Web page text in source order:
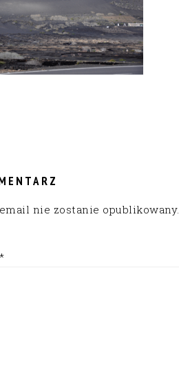
nie zostanie opublikowany.
*